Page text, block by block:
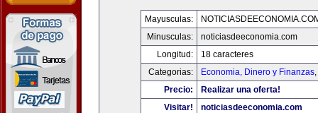
Mayusculas:
Minusculas:
noticiasdeeconomia.com
Longitud:
18 caracteres
Categorias:
Economia, Dinero y Finanzas,
Precio:
Realizar una oferta!
Visitar!
noticiasdeeconomia.com